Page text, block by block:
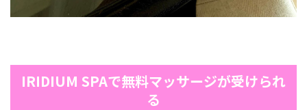
IRIDIUM SPAで無料マッサージが受けられ
る